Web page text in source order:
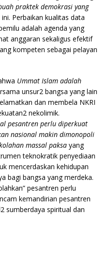
praktek demokrasi yang
Perbaikan kualitas data
adalah agenda yang
anggaran sekaligus efektif
kompeten sebagai pelayan
Ummat Islam adalah
unsur2 bangsa yang lain
dan membela NKRI
nekolimik.
pesantren perlu diperkuat
nasional makin dimonopoli
massal paksa yang
teknokratik penyediaan
mencerdaskan kehidupan
bagi bangsa yang merdeka.
pesantren perlu
kemandirian pesantren
sumberdaya spiritual dan